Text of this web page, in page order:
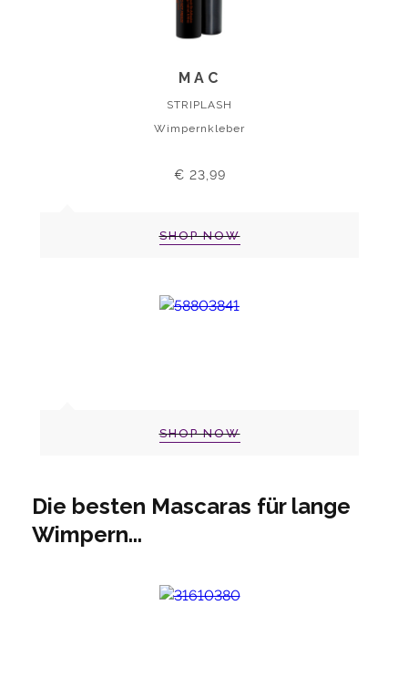
MAC
STRIPLASH
Wimpernkleber
€ 23,99
SHOP NOW
SHOP NOW
Die besten Mascaras für lange
Wimpern...